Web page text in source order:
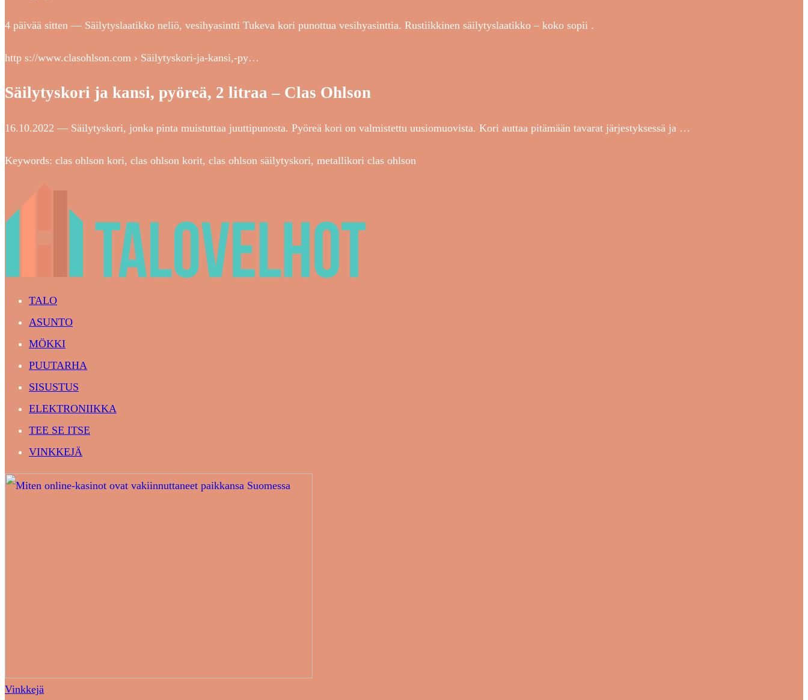
4 päivää sitten — Säilytyslaatikko neliö, vesihyasintti Tukeva kori punottua vesihyasinttia. Rustiikkinen säilytyslaatikko – koko sopii .
http s://www.clasohlson.com › Säilytyskori-ja-kansi,-py…
Säilytyskori ja kansi, pyöreä, 2 litraa – Clas Ohlson
16.10.2022 — Säilytyskori, jonka pinta muistuttaa juuttipunosta. Pyöreä kori on valmistettu uusiomuovista. Kori auttaa pitämään tavarat järjestyksessä ja …
Keywords: clas ohlson kori, clas ohlson korit, clas ohlson säilytyskori, metallikori clas ohlson
TALO
ASUNTO
MÖKKI
PUUTARHA
SISUSTUS
ELEKTRONIIKKA
TEE SE ITSE
VINKKEJÄ
Vinkkejä